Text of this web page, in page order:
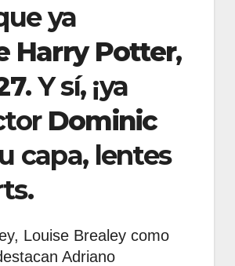
ya
Harry Potter,
. Y sí, ¡ya
Dominic
capa, lentes
Louise Brealey como
Adriano